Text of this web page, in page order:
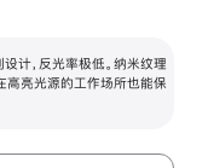
计，反光率极低。纳米纹理
高亮光源的工作场所也能保